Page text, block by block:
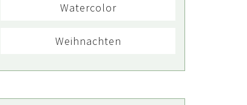
Watercolor
Weihnachten